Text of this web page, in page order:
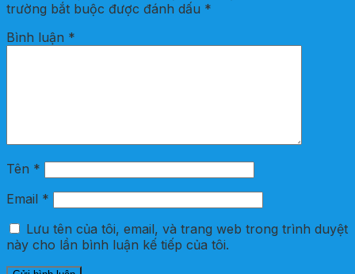
trường bắt buộc được đánh dấu *
Bình luận *
Tên *
Email *
Lưu tên của tôi, email, và trang web trong trình duyệt
này cho lần bình luận kế tiếp của tôi.